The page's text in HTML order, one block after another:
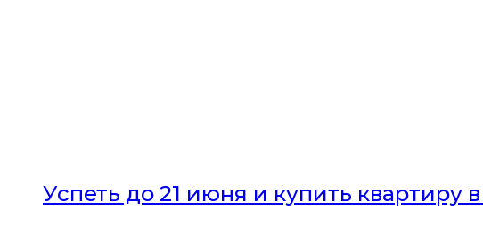
Успеть до 21 июня и купить квартиру